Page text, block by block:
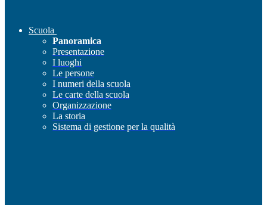
Scuola
Panoramica
Presentazione
I luoghi
Le persone
I numeri della scuola
Le carte della scuola
Organizzazione
La storia
Sistema di gestione per la qualità